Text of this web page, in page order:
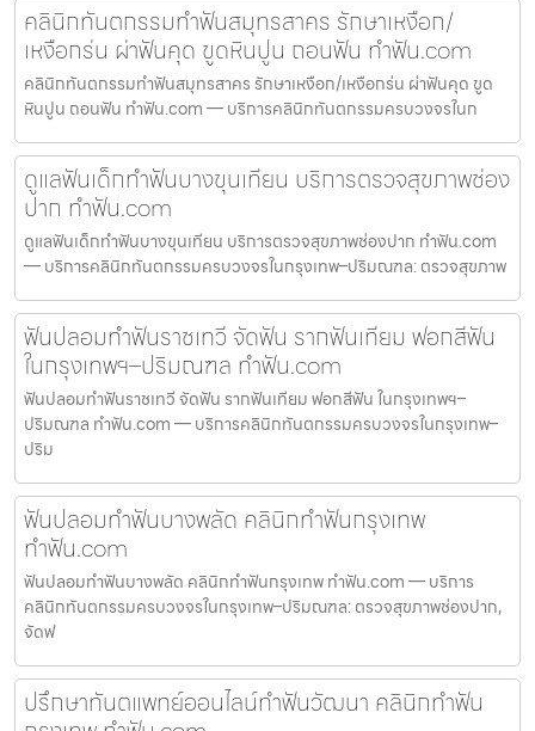
คลินิกทันตกรรมทำฟันสมุทรสาคร รักษาเหงือก/
เหงือกร่น ผ่าฟันคุด ขูดหินปูน ถอนฟัน ทำฟัน.com
คลินิกทันตกรรมทำฟันสมุทรสาคร รักษาเหงือก/เหงือกร่น ผ่าฟันคุด ขูด
หินปูน ถอนฟัน ทำฟัน.com — บริการคลินิกทันตกรรมครบวงจรในก
ดูแลฟันเด็กทำฟันบางขุนเทียน บริการตรวจสุขภาพช่อง
ปาก ทำฟัน.com
ดูแลฟันเด็กทำฟันบางขุนเทียน บริการตรวจสุขภาพช่องปาก ทำฟัน.com
— บริการคลินิกทันตกรรมครบวงจรในกรุงเทพ–ปริมณฑล: ตรวจสุขภาพ
ฟันปลอมทำฟันราชเทวี จัดฟัน รากฟันเทียม ฟอกสีฟัน
ในกรุงเทพฯ–ปริมณฑล ทำฟัน.com
ฟันปลอมทำฟันราชเทวี จัดฟัน รากฟันเทียม ฟอกสีฟัน ในกรุงเทพฯ–
ปริมณฑล ทำฟัน.com — บริการคลินิกทันตกรรมครบวงจรในกรุงเทพ–
ปริม
ฟันปลอมทำฟันบางพลัด คลินิกทำฟันกรุงเทพ
ทำฟัน.com
ฟันปลอมทำฟันบางพลัด คลินิกทำฟันกรุงเทพ ทำฟัน.com — บริการ
คลินิกทันตกรรมครบวงจรในกรุงเทพ–ปริมณฑล: ตรวจสุขภาพช่องปาก,
จัดฟ
ปรึกษาทันตแพทย์ออนไลน์ทำฟันวัฒนา คลินิกทำฟัน